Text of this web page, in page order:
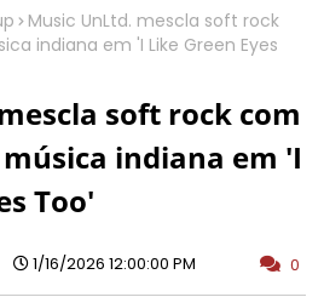
Music UnLtd. mescla soft rock
indiana em 'I Like Green Eyes
soft rock com
indiana em 'I
Too'
1/16/2026 12:00:00 PM 0